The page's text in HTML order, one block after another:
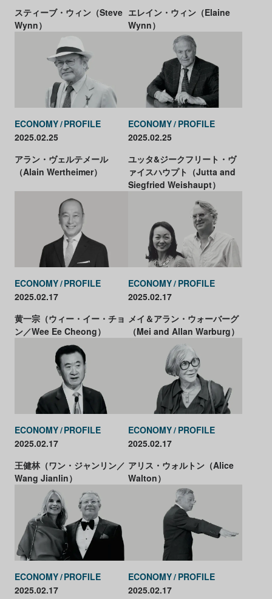
スティーブ・ウィン（Steve
Wynn）
エレイン・ウィン（Elaine
Wynn）
ECONOMY PROFILE
2025.02.25
アラン・ヴェルテメール
（Alain Wertheimer）
ECONOMY PROFILE
2025.02.25
ユッタ&ジークフリート・ヴ
ァイスハウプト（Jutta and
Siegfried Weishaupt）
ECONOMY PROFILE
2025.02.17
黄一宗（ウィー・イー・チョ
ン／Wee Ee Cheong）
ECONOMY PROFILE
2025.02.17
メイ＆アラン・ウォーバーグ
（Mei and Allan Warburg）
ECONOMY PROFILE
2025.02.17
王健林（ワン・ジャンリン／
Wang Jianlin）
ECONOMY PROFILE
2025.02.17
アリス・ウォルトン（Alice
Walton）
ECONOMY PROFILE
2025.02.17
ECONOMY PROFILE
2025.02.17